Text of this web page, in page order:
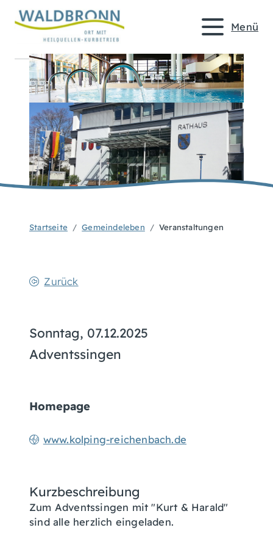
Menü
Startseite Gemeindeleben Veranstaltungen
Zurück
Sonntag, 07.12.2025
Adventssingen
Homepage
www.kolping-reichenbach.de
Kurzbeschreibung
Zum Adventssingen mit "Kurt & Harald"
sind alle herzlich eingeladen.